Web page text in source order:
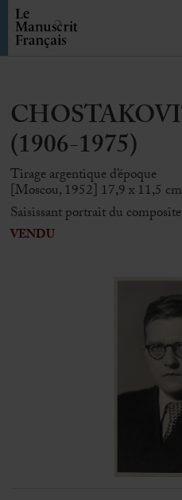
(1906-1975)
Tirage argentique d’époque
[Moscou, 1952] 17,9 x 11,5 cm
Saisissant portrait du
VENDU